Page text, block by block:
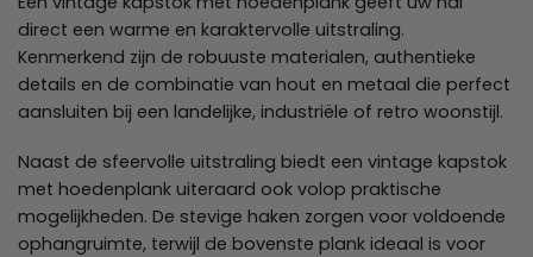
direct een warme en karaktervolle uitstraling.
Kenmerkend zijn de robuuste materialen, authentieke
details en de combinatie van hout en metaal die perfect
aansluiten bij een landelijke, industriële of retro woonstijl.
Naast de sfeervolle uitstraling biedt een vintage kapstok
met hoedenplank uiteraard ook volop praktische
mogelijkheden. De stevige haken zorgen voor voldoende
ophangruimte, terwijl de bovenste plank ideaal is voor